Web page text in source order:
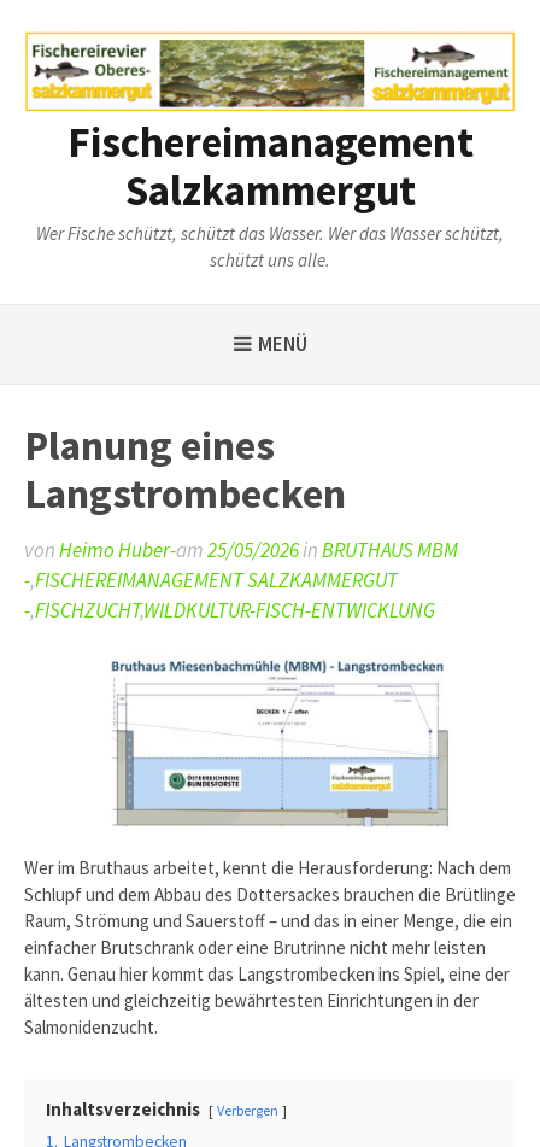
zum
Inhalt
Fischereimanagement
Salzkammergut
Wer Fische schützt, schützt das Wasser. Wer das Wasser schützt,
schützt uns alle.
MENÜ
Planung eines
Langstrombecken
vonHeimo Huber-am25/05/2026inBRUTHAUS MBM
-,FISCHEREIMANAGEMENT SALZKAMMERGUT
-,FISCHZUCHT,WILDKULTUR-FISCH-ENTWICKLUNG
Wer im Bruthaus arbeitet, kennt die Herausforderung: Nach dem
Schlupf und dem Abbau des Dottersackes brauchen die Brütlinge
Raum, Strömung und Sauerstoff – und das in einer Menge, die ein
einfacher Brutschrank oder eine Brutrinne nicht mehr leisten
kann. Genau hier kommt das Langstrombecken ins Spiel, eine der
ältesten und gleichzeitig bewährtesten Einrichtungen in der
Salmonidenzucht.
Inhaltsverzeichnis Verbergen
1. Langstrombecken